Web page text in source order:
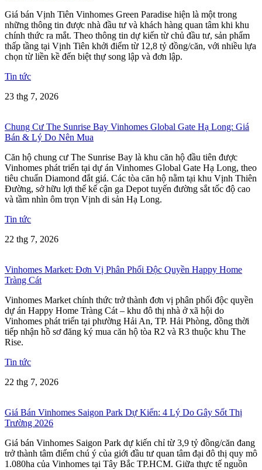
Giá bán Vịnh Tiên Vinhomes Green Paradise hiện là một trong
những thông tin được nhà đầu tư và khách hàng quan tâm khi khu
chính thức ra mắt. Theo thông tin dự kiến từ chủ đầu tư, sản phẩm
thấp tầng tại Vịnh Tiên khởi điểm từ 12,8 tỷ đồng/căn, với nhiều lựa
chọn từ liền kề đến biệt thự song lập và đơn lập.
Tin tức
23 thg 7, 2026
Chung Cư The Sunrise Bay Vinhomes Global Gate Hạ Long: Giá
Bán & Lý Do Nên Mua
Căn hộ chung cư The Sunrise Bay là khu căn hộ đầu tiên được
Vinhomes phát triển tại dự án Vinhomes Global Gate Hạ Long, theo
tiêu chuẩn Diamond đắt giá. Các tòa căn hộ nằm tại khu Vịnh Thiên
Đường, sở hữu lợi thế kế cận ga Depot tuyến đường sắt tốc độ cao
và tầm nhìn ôm trọn Vịnh di sản Hạ Long.
Tin tức
22 thg 7, 2026
Vinhomes Market: Đơn Vị Phân Phối Độc Quyền Happy Home
Tràng Cát
Vinhomes Market chính thức trở thành đơn vị phân phối độc quyền
dự án Happy Home Tràng Cát – khu đô thị nhà ở xã hội do
Vinhomes phát triển tại phường Hải An, TP. Hải Phòng, đồng thời
tiếp nhận hồ sơ đăng ký mua căn hộ tòa R2 và R3 thuộc khu The
Rise.
Tin tức
22 thg 7, 2026
Giá Bán Vinhomes Saigon Park Dự Kiến: 4 Lý Do Gây Sốt Thị
Trường 2026
Giá bán Vinhomes Saigon Park dự kiến chỉ từ 3,9 tỷ đồng/căn đang
trở thành tâm điểm chú ý của giới đầu tư quan tâm đại đô thị quy mô
1.080ha của Vinhomes tại Tây Bắc TP.HCM. Giữa thực tế nguồn